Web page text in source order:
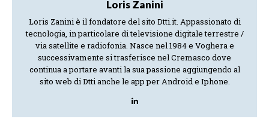
Loris Zanini
Loris Zanini è il fondatore del sito Dtti.it. Appassionato di
tecnologia, in particolare di televisione digitale terrestre /
via satellite e radiofonia. Nasce nel 1984 e Voghera e
successivamente si trasferisce nel Cremasco dove
continua a portare avanti la sua passione aggiungendo al
sito web di Dtti anche le app per Android e Iphone.